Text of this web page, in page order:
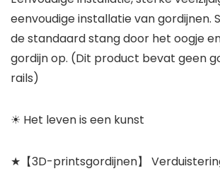
eenvoudige installatie van gordijnen.
de standaard stang door het oogje
gordijn op. (Dit product bevat geen
rails)
☀ Het leven is een kunst
★【3D-printsgordijnen】